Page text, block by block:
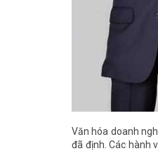
Văn hóa doanh
đã định. Các hành